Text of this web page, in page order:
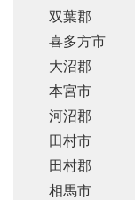
双葉郡
喜多方市
大沼郡
本宮市
河沼郡
田村市
田村郡
相馬市